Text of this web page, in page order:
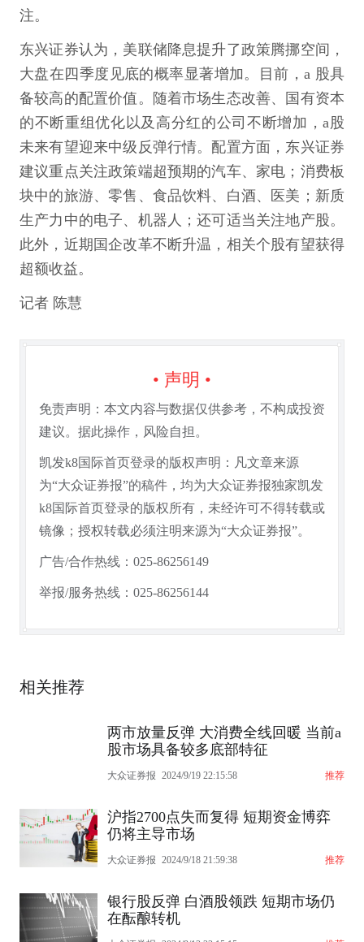
注。
东兴证券认为，美联储降息提升了政策腾挪空间，
大盘在四季度见底的概率显著增加。目前，a 股具
备较高的配置价值。随着市场生态改善、国有资本
的不断重组优化以及高分红的公司不断增加，a股
未来有望迎来中级反弹行情。配置方面，东兴证券
建议重点关注政策端超预期的汽车、家电；消费板
块中的旅游、零售、食品饮料、白酒、医美；新质
生产力中的电子、机器人；还可适当关注地产股。
此外，近期国企改革不断升温，相关个股有望获得
超额收益。
记者 陈慧
• 声明 •
免责声明：本文内容与数据仅供参考，不构成投资
建议。据此操作，风险自担。
凯发k8国际首页登录的版权声明：凡文章来源
为“大众证券报”的稿件，均为大众证券报独家凯发
k8国际首页登录的版权所有，未经许可不得转载或
镜像；授权转载必须注明来源为“大众证券报”。
广告/合作热线：025-86256149
举报/服务热线：025-86256144
相关推荐
两市放量反弹 大消费全线回暖 当前a
股市场具备较多底部特征
大众证券报 2024/9/19 22:15:58 推荐
沪指2700点失而复得 短期资金博弈
仍将主导市场
大众证券报 2024/9/18 21:59:38 推荐
银行股反弹 白酒股领跌 短期市场仍
在酝酿转机